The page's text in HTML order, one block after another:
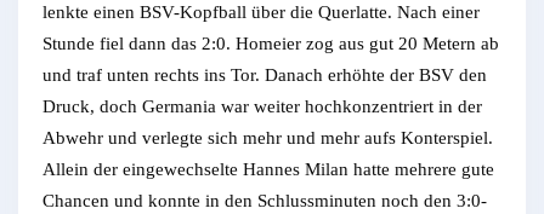
lenkte einen BSV-Kopfball über die Querlatte. Nach einer
Stunde fiel dann das 2:0. Homeier zog aus gut 20 Metern ab
und traf unten rechts ins Tor. Danach erhöhte der BSV den
Druck, doch Germania war weiter hochkonzentriert in der
Abwehr und verlegte sich mehr und mehr aufs Konterspiel.
Allein der eingewechselte Hannes Milan hatte mehrere gute
Chancen und konnte in den Schlussminuten noch den 3:0-